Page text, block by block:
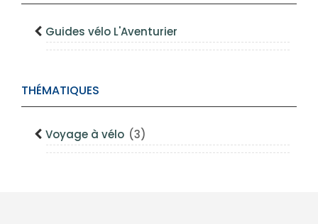
Guides vélo L'Aventurier
THÉMATIQUES
Voyage à vélo (3)